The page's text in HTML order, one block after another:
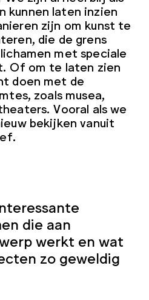
kunnen laten inzien
zijn om kunst te
die de grens
met speciale
Of om te laten zien
doen met de
zoals musea,
Vooral als we
bekijken vanuit
die aan
werkt en wat
zo geweldig